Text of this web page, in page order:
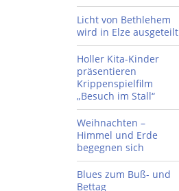
Licht von Bethlehem
wird in Elze ausgeteilt
Holler Kita-Kinder
präsentieren
Krippenspielfilm
„Besuch im Stall“
Weihnachten –
Himmel und Erde
begegnen sich
Blues zum Buß- und
Bettag